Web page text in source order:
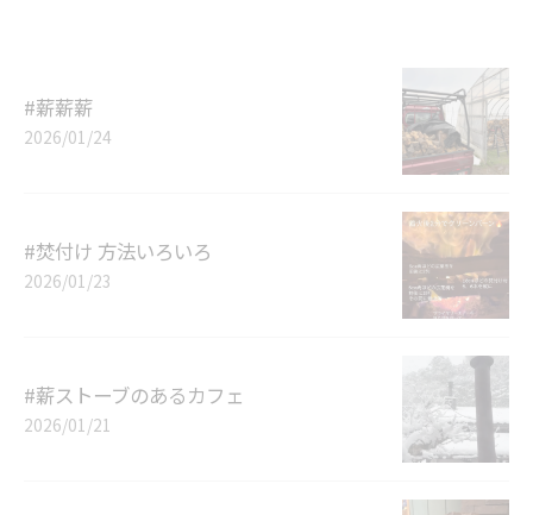
#薪薪薪
2026/01/24
#焚付け 方法いろいろ
2026/01/23
#薪ストーブのあるカフェ
2026/01/21